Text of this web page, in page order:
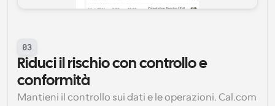
03
Riduci il rischio con controllo e
conformità
Mantieni il controllo sui dati e le operazioni. Cal.com